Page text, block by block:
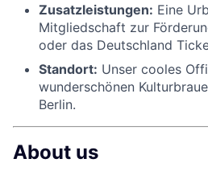
Zusatzleistungen: Eine
Mitgliedschaft zur
oder das Deutschland
Standort: Unser cooles
wunderschönen
Berlin.
About us